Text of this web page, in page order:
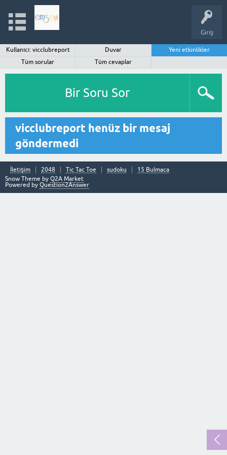
Giriş
Kullanıcı: vicclubreport Duvar
Yeni etkinlikler
Tüm sorular
Tüm cevaplar
Bir Soru Sor
vicclubreport henüz bir mesaj
göndermedi
İletişim 2048 Tic Tac Toe sudoku
15 Bulmaca
Snow Theme by Q2A Market
Powered by Question2Answer